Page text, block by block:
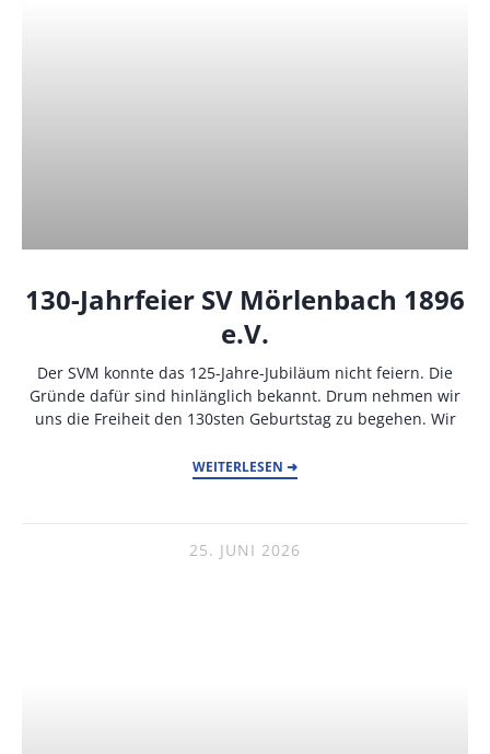
130-Jahrfeier SV Mörlenbach 1896
e.V.
Der SVM konnte das 125-Jahre-Jubiläum nicht feiern. Die
Gründe dafür sind hinlänglich bekannt. Drum nehmen wir
uns die Freiheit den 130sten Geburtstag zu begehen. Wir
WEITERLESEN ➜
25. JUNI 2026